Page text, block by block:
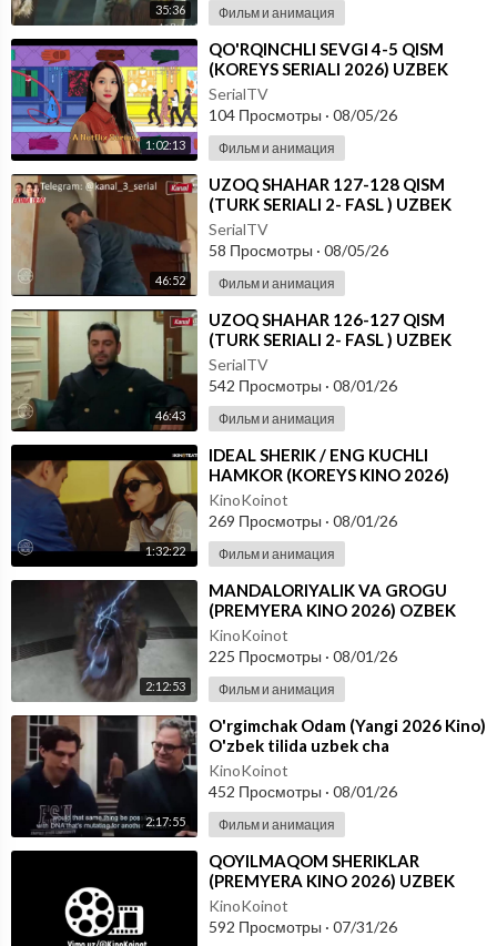
35:36 Фильм и анимация
1:02:13
⁣⁣QO'RQINCHLI SEVGI 4-5 QISM
(KOREYS SERIALI 2026) UZBEK
TILIDA
SerialTV
104 Просмотры · 08/05/26
Фильм и анимация
46:52
⁣UZOQ SHAHAR 127-128 QISM
(TURK SERIALI 2- FASL ) UZBEK
TILIDA
SerialTV
58 Просмотры · 08/05/26
Фильм и анимация
46:43
⁣UZOQ SHAHAR 126-127 QISM
(TURK SERIALI 2- FASL ) UZBEK
TILIDA
SerialTV
542 Просмотры · 08/01/26
Фильм и анимация
1:32:22
⁣IDEAL SHERIK / ENG KUCHLI
HAMKOR (KOREYS KINO 2026)
UZBEK TILIDA
KinoKoinot
269 Просмотры · 08/01/26
Фильм и анимация
2:12:53
⁣MANDALORIYALIK VA GROGU
(PREMYERA KINO 2026) OZBEK
TILIDA
KinoKoinot
225 Просмотры · 08/01/26
Фильм и анимация
2:17:55
⁣O'rgimchak Odam (Yangi 2026 Kino)
O'zbek tilida uzbek cha
KinoKoinot
452 Просмотры · 08/01/26
Фильм и анимация
⁣QOYILMAQOM SHERIKLAR
(PREMYERA KINO 2026) UZBEK
TILIDA
KinoKoinot
592 Просмотры · 07/31/26